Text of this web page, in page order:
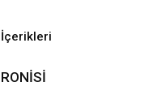
İçerikleri